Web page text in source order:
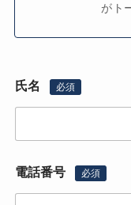
がト
氏名 必須
電話番号 必須